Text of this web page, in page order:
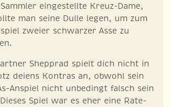
eingestellte Kreuz-Dame,
man seine Dulle legen, um zum
zweier schwarzer Asse zu
Shepprad spielt dich nicht in
deiens Kontras an, obwohl sein
Anspiel nicht unbedingt falsch sein
Spiel war es eher eine Rate-